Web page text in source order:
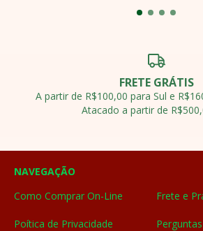
FRETE GRÁTIS
A partir de R$100,00 para Sul e
Atacado a partir de
NAVEGAÇÃO
Como Comprar On-Line
Frete e
Poítica de Privacidade